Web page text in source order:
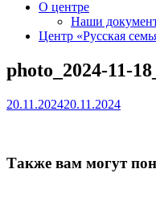
О центре
Наши
Центр «Русская
photo_2024-11-
20.11.202420.11.2024
Также вам могут